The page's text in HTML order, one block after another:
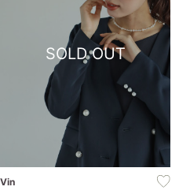
SOLD OUT
Vin